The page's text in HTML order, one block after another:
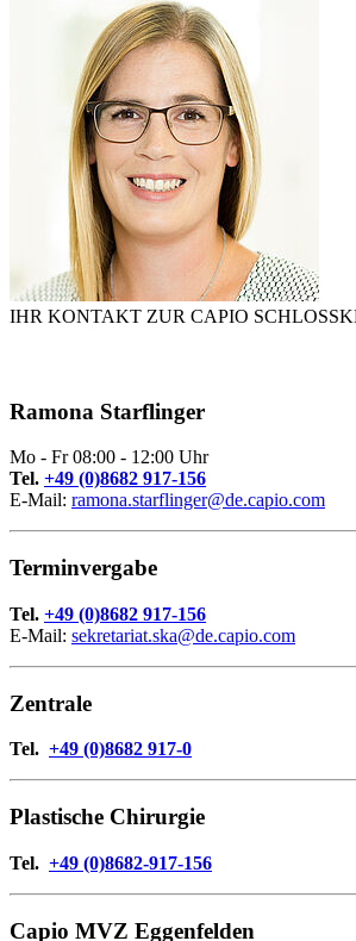
IHR KONTAKT ZUR CAPIO
Ramona Starflinger
Mo - Fr 08:00 - 12:00 Uhr
Tel. +49 (0)8682 917-156
E-Mail: ramona.starflinger@de.capio.com
Terminvergabe
Tel. +49 (0)8682 917-156
E-Mail: sekretariat.ska@de.capio.com
Zentrale
Tel. +49 (0)8682 917-0
Plastische Chirurgie
Tel. +49 (0)8682-917-156
Capio MVZ Eggenfelden